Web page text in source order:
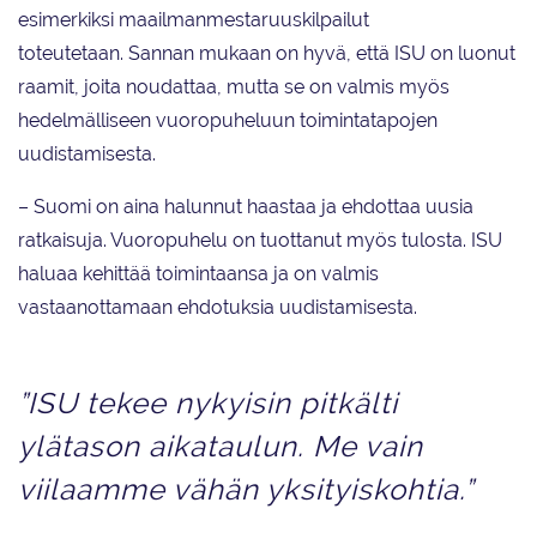
esimerkiksi maailmanmestaruuskilpailut
toteutetaan. Sannan mukaan on hyvä, että ISU on luonut
raamit, joita noudattaa, mutta se on valmis myös
hedelmälliseen vuoropuheluun toimintatapojen
uudistamisesta.
– Suomi on aina halunnut haastaa ja ehdottaa uusia
ratkaisuja. Vuoropuhelu on tuottanut myös tulosta. ISU
haluaa kehittää toimintaansa ja on valmis
vastaanottamaan ehdotuksia uudistamisesta.
”ISU tekee nykyisin pitkälti
ylätason aikataulun. Me vain
viilaamme vähän yksityiskohtia.”